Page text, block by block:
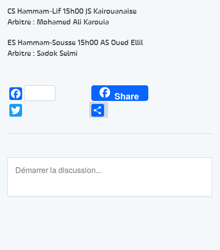
CS Hammam-Lif 15h00 JS Kairouanaise
Arbitre : Mohamed Ali Karouia
ES Hammam-Sousse 15h00 AS Oued Ellil
Arbitre : Sadok Selmi
Facebook Share
Partager